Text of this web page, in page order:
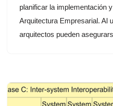
planificar la implementación
Arquitectura Empresarial. Al
arquitectos pueden